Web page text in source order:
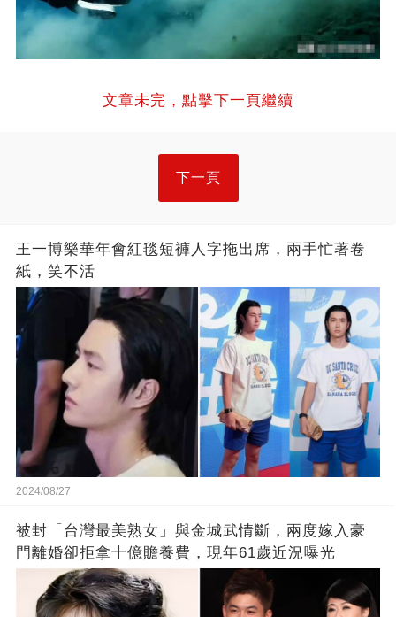
文章未完，點擊下一頁繼續
下一頁
王一博樂華年會紅毯短褲人字拖出席，兩手忙著卷
紙，笑不活
2024/08/27
被封「台灣最美熟女」與金城武情斷，兩度嫁入豪
門離婚卻拒拿十億贍養費，現年61歲近況曝光